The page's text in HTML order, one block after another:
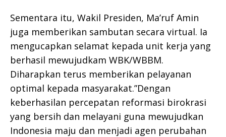
Sementara itu, Wakil Presiden, Ma’ruf Amin
juga memberikan sambutan secara virtual. Ia
mengucapkan selamat kepada unit kerja yang
berhasil mewujudkam WBK/WBBM.
Diharapkan terus memberikan pelayanan
optimal kepada masyarakat.”Dengan
keberhasilan percepatan reformasi birokrasi
yang bersih dan melayani guna mewujudkan
Indonesia maju dan menjadi agen perubahan